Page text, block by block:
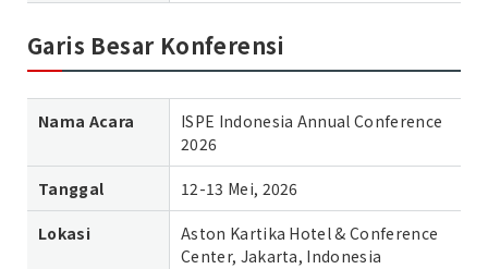
Garis Besar Konferensi
Nama Acara
ISPE Indonesia Annual Conference
2026
Tanggal 12-13 Mei, 2026
Lokasi
Aston Kartika Hotel & Conference
Center, Jakarta, Indonesia